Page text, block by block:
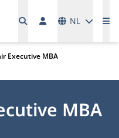
NL
Executive MBA
MBA